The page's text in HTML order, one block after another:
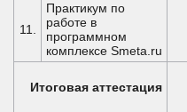
11.
Практикум по
работе в
программном
комплексе Smeta.ru
Итоговая аттестация